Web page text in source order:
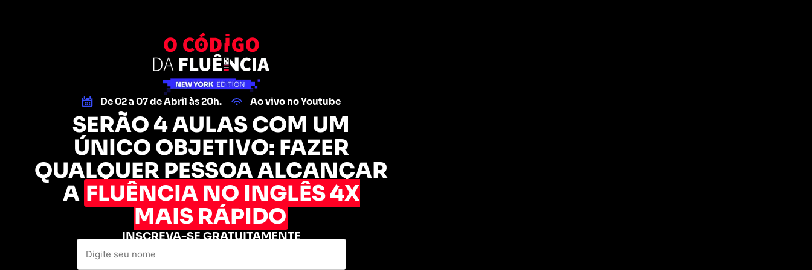
De 02 a 07 de Abril às 20h. Ao vivo no Youtube
SERÃO 4 AULAS COM UM
ÚNICO OBJETIVO: FAZER
QUALQUER PESSOA ALCANÇAR
A FLUÊNCIA NO INGLÊS 4X
MAIS RÁPIDO
INSCREVA-SE GRATUITAMENTE